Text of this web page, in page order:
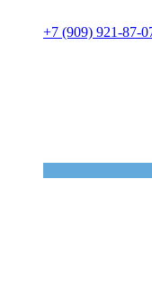
+7 (909) 921-87-